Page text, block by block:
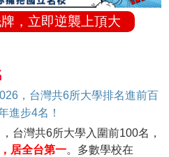
，立即逆襲上頂大
，台灣共6所大學排名進前百
進步4名！
台灣共6所大學入圍前100名，
居全台第一。多數學校在